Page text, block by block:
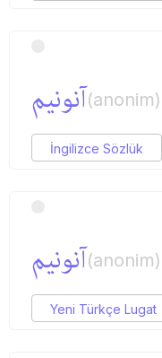
آنونیم(anonim)
İngilizce Sözlük
آنونیم(anonim)
Yeni Türkçe Lugat